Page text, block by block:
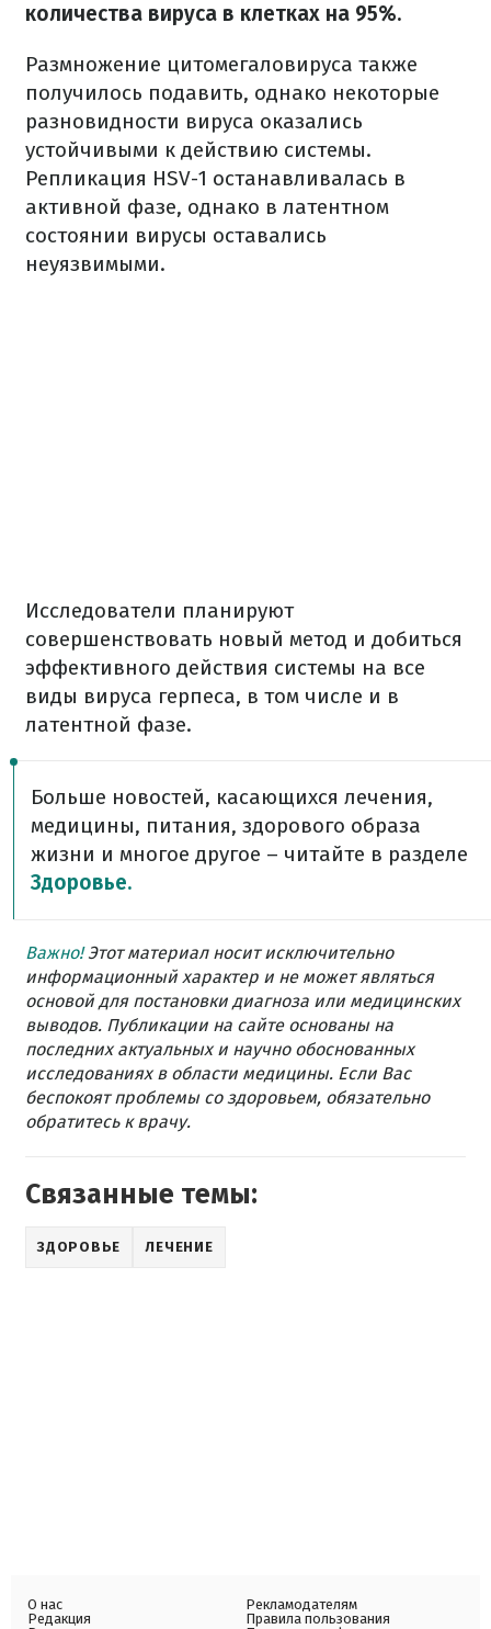
количества вируса в клетках на 95%.
Размножение цитомегаловируса также
получилось подавить, однако некоторые
разновидности вируса оказались
устойчивыми к действию системы.
Репликация HSV-1 останавливалась в
активной фазе, однако в латентном
состоянии вирусы оставались
неуязвимыми.
Исследователи планируют
совершенствовать новый метод и добиться
эффективного действия системы на все
виды вируса герпеса, в том числе и в
латентной фазе.
Больше новостей, касающихся лечения,
медицины, питания, здорового образа
жизни и многое другое – читайте в разделе
Здоровье.
Важно!Этот материал носит исключительно
информационный характер и не может являться
основой для постановки диагноза или медицинских
выводов. Публикации на сайте основаны на
последних актуальных и научно обоснованных
исследованиях в области медицины. Если Вас
беспокоят проблемы со здоровьем, обязательно
обратитесь к врачу.
Связанные темы:
ЗДОРОВЬЕ ЛЕЧЕНИЕ
О нас
Редакция
Рекламодателям
Правила пользования